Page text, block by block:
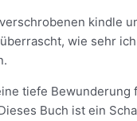
kindle
wie sehr
tiefe
Buch ist ein